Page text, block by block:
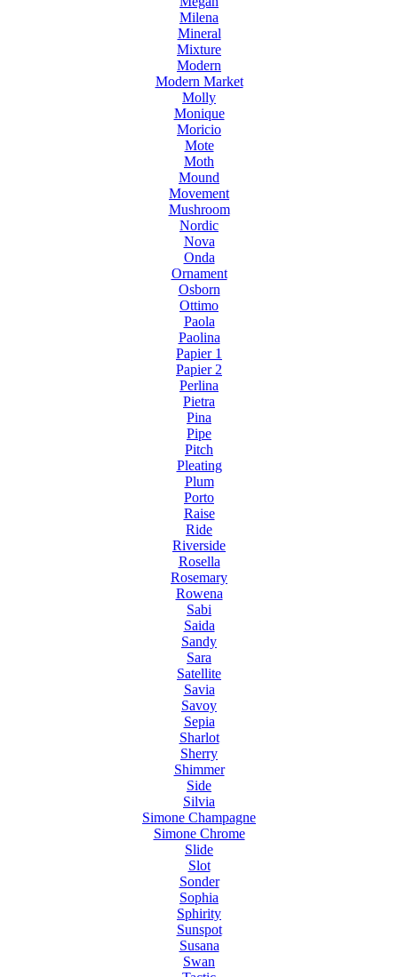
Milena
Mineral
Mixture
Modern
Modern Market
Molly
Monique
Moricio
Mote
Moth
Mound
Movement
Mushroom
Nordic
Nova
Onda
Ornament
Osborn
Ottimo
Paola
Paolina
Papier 1
Papier 2
Perlina
Pietra
Pina
Pipe
Pitch
Pleating
Plum
Porto
Raise
Ride
Riverside
Rosella
Rosemary
Rowena
Sabi
Saida
Sandy
Sara
Satellite
Savia
Savoy
Sepia
Sharlot
Sherry
Shimmer
Side
Silvia
Simone Champagne
Simone Chrome
Slide
Slot
Sonder
Sophia
Sphirity
Sunspot
Susana
Swan